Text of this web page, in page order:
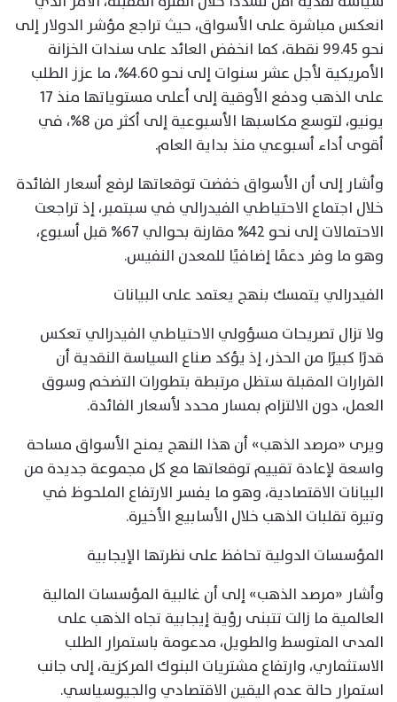
انعكس مباشرة على الأسواق، حيث تراجع مؤشر الدولار إلى
نحو 99.45 نقطة، كما انخفض العائد على سندات الخزانة
الأمريكية لأجل عشر سنوات إلى نحو 4.60%، ما عزز الطلب
على الذهب ودفع الأوقية إلى أعلى مستوياتها منذ 17
يونيو، لتوسع مكاسبها الأسبوعية إلى أكثر من 8%، في
أقوى أداء أسبوعي منذ بداية العام.
وأشار إلى أن الأسواق خفضت توقعاتها لرفع أسعار الفائدة
خلال اجتماع الاحتياطي الفيدرالي في سبتمبر، إذ تراجعت
الاحتمالات إلى نحو 42% مقارنة بحوالي 67% قبل أسبوع،
وهو ما وفر دعمًا إضافيًا للمعدن النفيس.
الفيدرالي يتمسك بنهج يعتمد على البيانات
ولا تزال تصريحات مسؤولي الاحتياطي الفيدرالي تعكس
قدرًا كبيرًا من الحذر، إذ يؤكد صناع السياسة النقدية أن
القرارات المقبلة ستظل مرتبطة بتطورات التضخم وسوق
العمل، دون الالتزام بمسار محدد لأسعار الفائدة.
ويرى «مرصد الذهب» أن هذا النهج يمنح الأسواق مساحة
واسعة لإعادة تقييم توقعاتها مع كل مجموعة جديدة من
البيانات الاقتصادية، وهو ما يفسر الارتفاع الملحوظ في
وتيرة تقلبات الذهب خلال الأسابيع الأخيرة.
المؤسسات الدولية تحافظ على نظرتها الإيجابية
وأشار «مرصد الذهب» إلى أن غالبية المؤسسات المالية
العالمية ما زالت تتبنى رؤية إيجابية تجاه الذهب على
المدى المتوسط والطويل، مدعومة باستمرار الطلب
الاستثماري، وارتفاع مشتريات البنوك المركزية، إلى جانب
استمرار حالة عدم اليقين الاقتصادي والجيوسياسي.